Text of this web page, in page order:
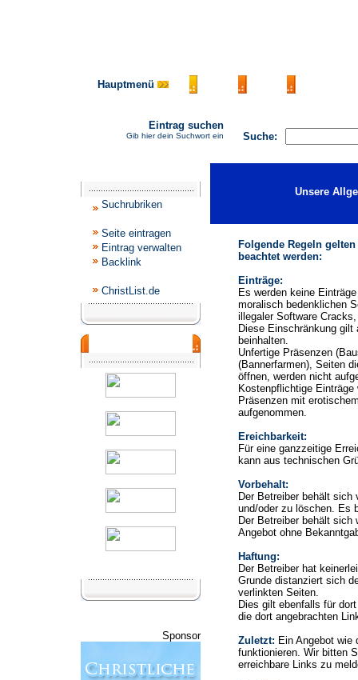
Hauptmenü
Suche:
Eintrag suchen
Gib hier dein Suchwort ein
Suchrubriken
Seite eintragen
Eintrag verwalten
Backlink
ChristList.de
Sponsor
Unsere
Folgende Regeln
beachtet werden:
Einträge:
Es werden keine
moralisch bedenklichen
illegaler Software
Diese Einschränkung
beinhalten.
Unfertige Präsenzen
(Bannerfarmen), Seiten
öffnen, werden nicht
Kostenpflichtige
Präsenzen mit
aufgenommen.
Ereichbarkeit:
Für eine ganzzeitige
kann aus technischen
Vorbehalt:
Der Betreiber behält sich
und/oder zu löschen. Es
Der Betreiber behält sich
Angebot ohne
Haftung:
Der Betreiber hat
Grunde distanziert sich
verlinkten Seiten.
Dies gilt ebenfalls für
die dort angebrachten
Zuletzt: Ein Angebot wie
funktionieren. Wir bitten
erreichbare Links zu